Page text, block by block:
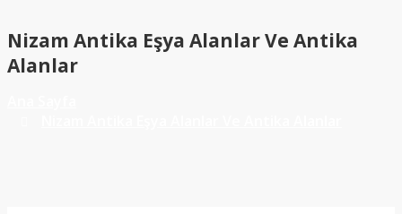
Nizam Antika Eşya Alanlar Ve Antika
Alanlar